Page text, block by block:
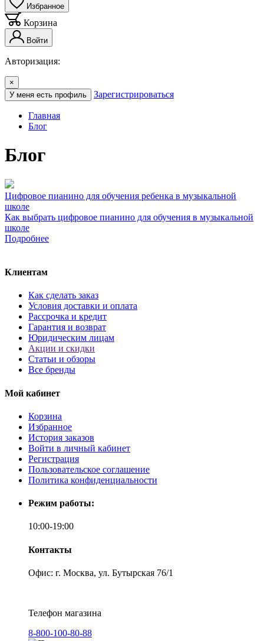
Избранное
Корзина
Войти
Авторизация:
×
У меня есть профиль
Зарегистрироваться
Главная
Блог
Блог
Цифровое пианино для обучения ребенка в музыкальной
школе
Как выбрать цифровое пианино для обучения в музыкальной
школе
Подробнее
Клиентам
Как сделать заказ
Условия доставки и оплата
Рассрочка и кредит
Гарантия и возврат
Юридическим лицам
Акции и скидки
Статьи и обзоры
Все бренды
Мой кабинет
Корзина
Избранное
История заказов
Войти в личный кабинет
Регистрация
Пользовательское соглашение
Политика конфиденциальности
Режим работы:
10:00-19:00
Контакты
Офис: г. Москва, ул. Бутырская 76/1
Телефон магазина
8-800-100-80-88